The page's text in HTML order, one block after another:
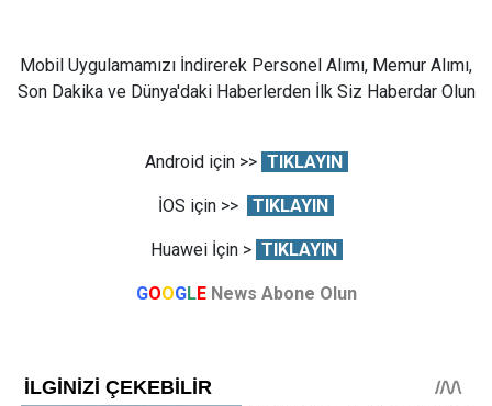
Mobil Uygulamamızı İndirerek Personel Alımı, Memur Alımı,
Son Dakika ve Dünya'daki Haberlerden İlk Siz Haberdar Olun
Android için >> TIKLAYIN
İOS için >> TIKLAYIN
Huawei İçin > TIKLAYIN
GOOGLE News Abone Olun